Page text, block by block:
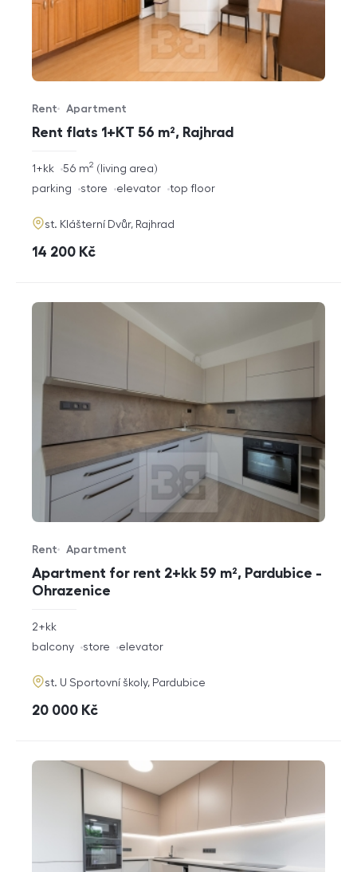
Rent flats 1+KT 56 m², Rajhrad
Offer type
Rent
Property type
Apartment
rozměry
disposition
1+kk living area
56 m2
funkce
parking store elevator top floor
adresa
st. Klášterní Dvůr, Rajhrad
cena
14 200 Kč
Apartment for rent 2+kk 59 m², Pardubice -
Ohrazenice
Offer type
Rent
Property type
Apartment
rozměry
disposition
2+kk
funkce
balcony store elevator
adresa
st. U Sportovní školy, Pardubice
cena
20 000 Kč